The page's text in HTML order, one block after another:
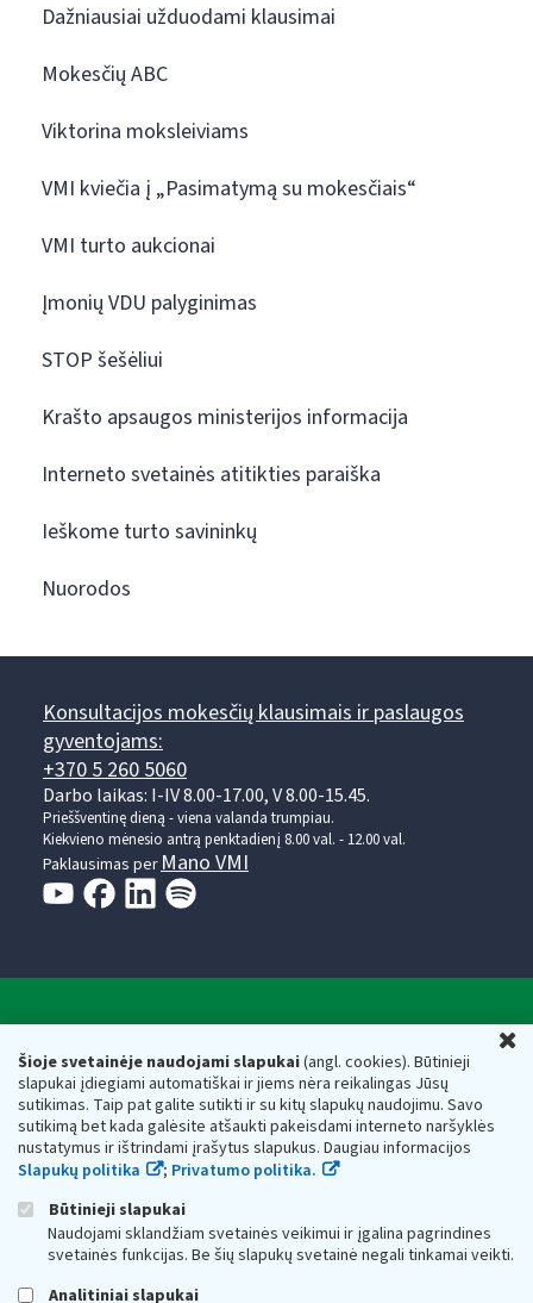
Šioje svetainėje naudojami slapukai(angl. cookies). Būtinieji
slapukai įdiegiami automatiškai ir jiems nėra reikalingas Jūsų
sutikimas. Taip pat galite sutikti ir su kitų slapukų naudojimu. Savo
sutikimą bet kada galėsite atšaukti pakeisdami interneto naršyklės
nustatymus ir ištrindami įrašytus slapukus. Daugiau informacijos
Slapukų politika
; Privatumo politika.
Būtinieji slapukai
Naudojami sklandžiam svetainės veikimui ir įgalina pagrindines
svetainės funkcijas. Be šių slapukų svetainė negali tinkamai veikti.
Analitiniai slapukai
Dažniausiai užduodami klausimai
Mokesčių ABC
Viktorina moksleiviams
VMI kviečia į „Pasimatymą su mokesčiais“
VMI turto aukcionai
Įmonių VDU palyginimas
STOP šešėliui
Krašto apsaugos ministerijos informacija
Interneto svetainės atitikties paraiška
Ieškome turto savininkų
Nuorodos
Konsultacijos mokesčių klausimais ir paslaugos
gyventojams:
+370 5 260 5060
Darbo laikas: I-IV 8.00-17.00, V 8.00-15.45.
Prieššventinę dieną - viena valanda trumpiau.
Kiekvieno mėnesio antrą penktadienį 8.00 val. - 12.00 val.
Paklausimas perMano VMI
Valstybinė mokesčių inspekcija prie Lietuvos
Respublikos finansų ministerijos
Biudžetinė įstaiga. Juridinio asmens kodas — 188659752,
adresas: Vasario 16-osios g. 14, 01107 Vilnius, Lietuva, el.paštas:
vmi@vmi.lt , E. pristatymo dėžutės adresas 188659752
Duomenys apie Valstybinę mokesčių inspekciją prie Lietuvos
Respublikos finansų ministerijos kaupiami ir saugomi Juridinių